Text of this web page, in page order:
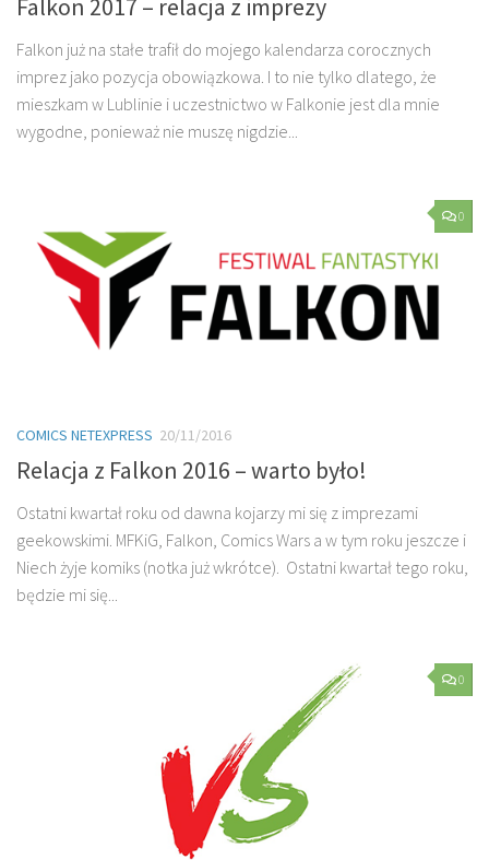
Falkon 2017 – relacja z imprezy
Falkon już na stałe trafił do mojego kalendarza corocznych
imprez jako pozycja obowiązkowa. I to nie tylko dlatego, że
mieszkam w Lublinie i uczestnictwo w Falkonie jest dla mnie
wygodne, ponieważ nie muszę nigdzie...
0
COMICS NETEXPRESS 20/11/2016
Relacja z Falkon 2016 – warto było!
Ostatni kwartał roku od dawna kojarzy mi się z imprezami
geekowskimi. MFKiG, Falkon, Comics Wars a w tym roku jeszcze i
Niech żyje komiks (notka już wkrótce). Ostatni kwartał tego roku,
będzie mi się...
0